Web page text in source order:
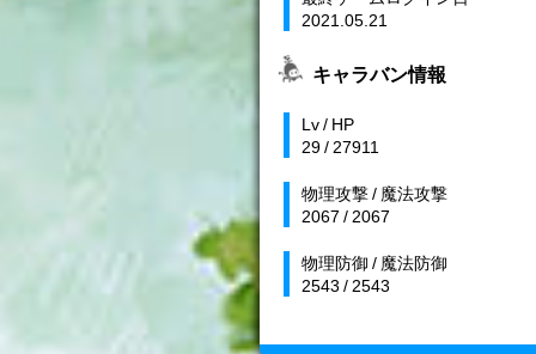
2021.05.21
キャラバン情報
Lv / HP
29 / 27911
物理攻撃 / 魔法攻撃
2067 / 2067
物理防御 / 魔法防御
2543 / 2543